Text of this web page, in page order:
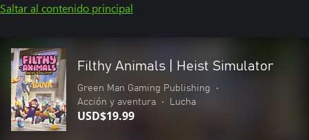
Saltar al contenido principal
Filthy Animals | Heist Simulator
Green Man Gaming Publishing
•
Acción y aventura
• Lucha
USD$19.99